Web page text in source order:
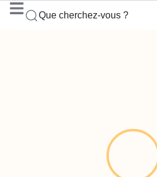
Que cherchez-vous ?